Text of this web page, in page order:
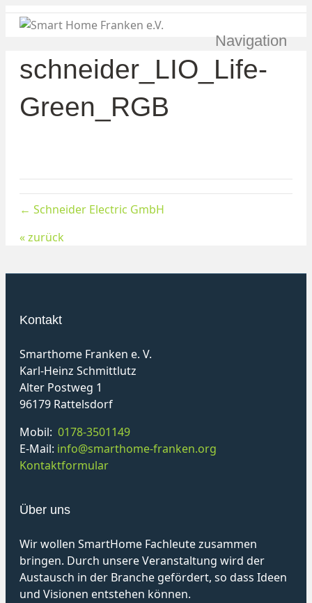
Navigation
schneider_LIO_Life-
Green_RGB
← Schneider Electric GmbH
« zurück
Kontakt
Smarthome Franken e. V.
Karl-Heinz Schmittlutz
Alter Postweg 1
96179 Rattelsdorf
Mobil: 0178-3501149
E-Mail: info@smarthome-franken.org
Kontaktformular
Über uns
Wir wollen SmartHome Fachleute zusammen
bringen. Durch unsere Veranstaltung wird der
Austausch in der Branche gefördert, so dass Ideen
und Visionen entstehen können.